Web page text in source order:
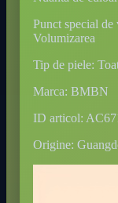
Punct special
Volumizarea
Tip de piele:
Marca: BMBN
ID articol:
Origine: